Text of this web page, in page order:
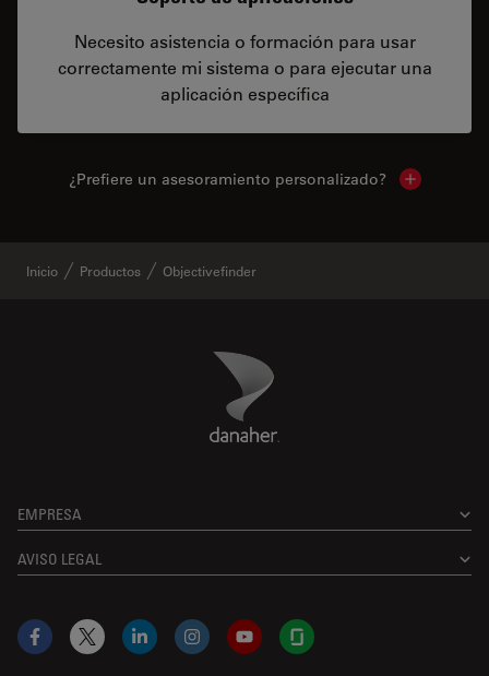
Necesito asistencia o formación para usar
correctamente mi sistema o para ejecutar una
aplicación específica
¿Prefiere un asesoramiento personalizado? Show local
Inicio Productos Objectivefinder
Danaher Logo
EMPRESA
AVISO LEGAL
Facebook
X LinkedInInstagramYouTubeGlassdoor